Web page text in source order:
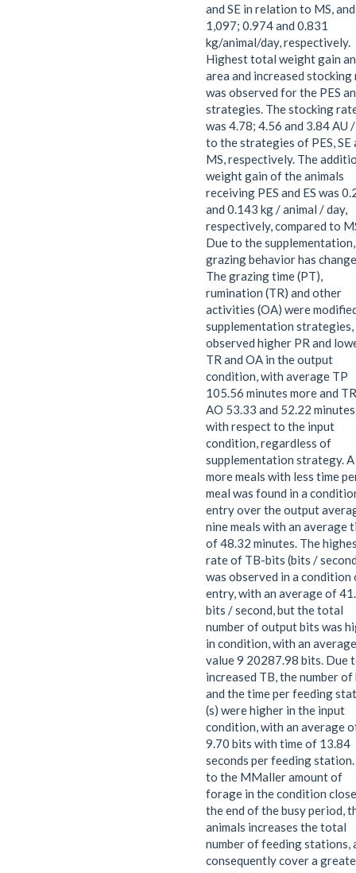
and SE in relation to MS,
1,097; 0.974 and 0.831
kg/animal/day, respectively.
Highest total weight gain
area and increased stocking
was observed for the PES
strategies. The stocking
was 4.78; 4.56 and 3.84 AU
to the strategies of PES, SE
MS, respectively. The
weight gain of the animals
receiving PES and ES was
and 0.143 kg / animal / day,
respectively, compared to
Due to the supplementation,
grazing behavior has
The grazing time (PT),
rumination (TR) and other
activities (OA) were
supplementation strategies,
observed higher PR and
TR and OA in the output
condition, with average TP
105.56 minutes more and
AO 53.33 and 52.22
with respect to the input
condition, regardless of
supplementation strategy. A
more meals with less time
meal was found in a
entry over the output
nine meals with an average
of 48.32 minutes. The
rate of TB-bits (bits /
was observed in a condition
entry, with an average of
bits / second, but the total
number of output bits was
in condition, with an
value 9 20287.98 bits. Due
increased TB, the number
and the time per feeding
(s) were higher in the input
condition, with an average
9.70 bits with time of 13.84
seconds per feeding
to the MMaller amount of
forage in the condition
the end of the busy period,
animals increases the total
number of feeding stations,
consequently cover a